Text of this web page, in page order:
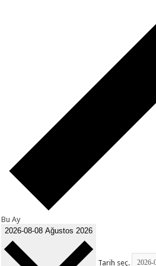
Bu Ay
2026-08-08Ağustos 2026
Tarih seç.